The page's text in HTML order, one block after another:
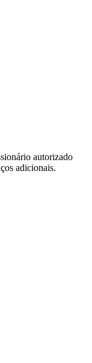
autorizado
adicionais.